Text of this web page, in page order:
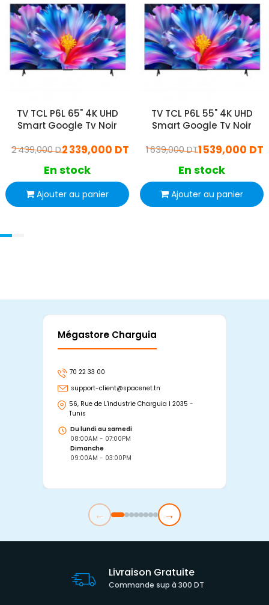
TV TCL P6L 65" 4K UHD
Smart Google Tv Noir
2 339,000 DT
2 439,000 DT
En stock
Ajouter au panier
TV TCL P6L 55" 4K UHD
Smart Google Tv Noir
1 539,000 DT
1 639,000 DT
En stock
Ajouter au panier
Mégastore Charguia
70 22 33 00
support-client@spacenet.tn
56, Rue de L'industrie Charguia I 2035 -
Tunis
Du lundi au samedi
08:00AM - 07:00PM
Dimanche
09:00AM - 03:00PM
← →
Livraison Gratuite
Commande sup à 300 DT